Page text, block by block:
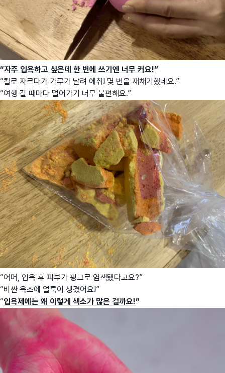
“자주 입욕하고 싶은데 한 번에 쓰기엔 너무 커요!”
“칼로 자르다가 가루가 날려 에취! 몇 번을 재채기했네요.”
“여행 갈 때마다 덜어가기 너무 불편해요.”
“어머, 입욕 후 피부가 핑크로 염색됐다고요?”
“비싼 욕조에 얼룩이 생겼어요!”
“입욕제에는 왜 이렇게 색소가 많은 걸까요!”